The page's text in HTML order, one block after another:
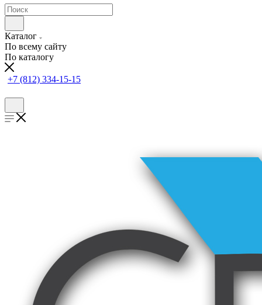
Каталог
По всему сайту
По каталогу
+7 (812) 334-15-15